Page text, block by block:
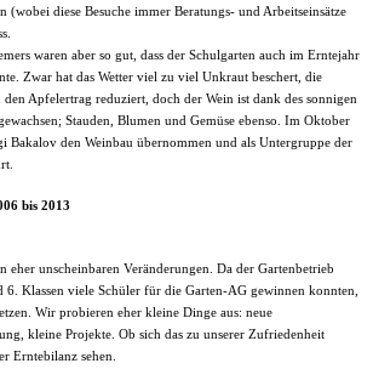
(wobei diese Besuche immer Beratungs- und Arbeitseinsätze
waren aber so gut, dass der Schulgarten auch im Erntejahr
Zwar hat das Wetter viel zu viel Unkraut beschert, die
Apfelertrag reduziert, doch der Wein ist dank des sonnigen
Stauden, Blumen und Gemüse ebenso. Im Oktober
Bakalov den Weinbau übernommen und als Untergruppe der
bis 2013
eher unscheinbaren Veränderungen. Da der Gartenbetrieb
6. Klassen viele Schüler für die Garten-AG gewinnen konnten,
Wir probieren eher kleine Dinge aus: neue
kleine Projekte. Ob sich das zu unserer Zufriedenheit
Erntebilanz sehen.